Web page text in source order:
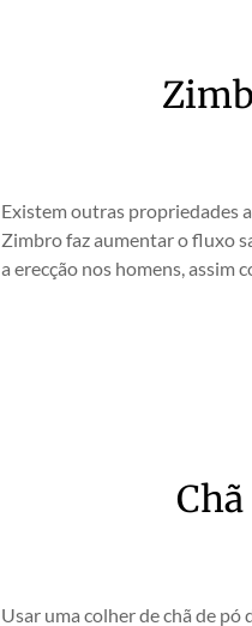
Existem outras propriedades
Zimbro faz aumentar o fluxo
a erecção nos homens, assim
Usar uma colher de chã de pó